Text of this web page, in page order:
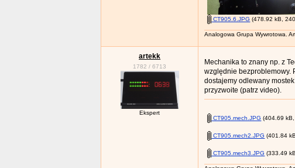
CT905.6.JPG (478.92 kB,
Analogowa Grupa Wywrotowa.
artekk
1782 /6713
Ekspert
Mechanika to znany np. z
względnie bezproblemowy.
dostajemy odlewany
przyzwoite (patrz video).